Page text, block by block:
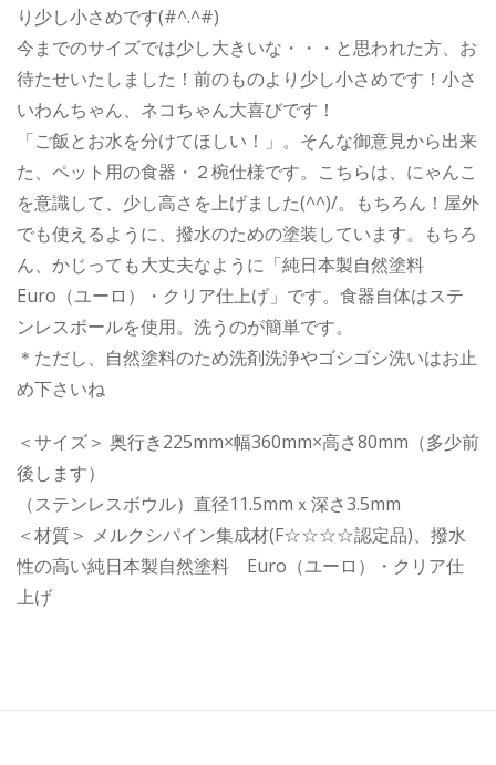
り少し小さめです(#^.^#)
今までのサイズでは少し大きいな・・・と思われた方、お
待たせいたしました！前のものより少し小さめです！小さ
いわんちゃん、ネコちゃん大喜びです！
「ご飯とお水を分けてほしい！」。そんな御意見から出来
た、ペット用の食器・２椀仕様です。こちらは、にゃんこ
を意識して、少し高さを上げました(^^)/。もちろん！屋外
でも使えるように、撥水のための塗装しています。もちろ
ん、かじっても大丈夫なように「純日本製自然塗料
Euro（ユーロ）・クリア仕上げ」です。食器自体はステ
ンレスボールを使用。洗うのが簡単です。
＊ただし、自然塗料のため洗剤洗浄やゴシゴシ洗いはお止
め下さいね
＜サイズ＞ 奥行き225mm×幅360mm×高さ80mm（多少前
後します）
（ステンレスボウル）直径11.5mmｘ深さ3.5mm
＜材質＞ メルクシパイン集成材(F☆☆☆☆認定品)、撥水
性の高い純日本製自然塗料 Euro（ユーロ）・クリア仕
上げ